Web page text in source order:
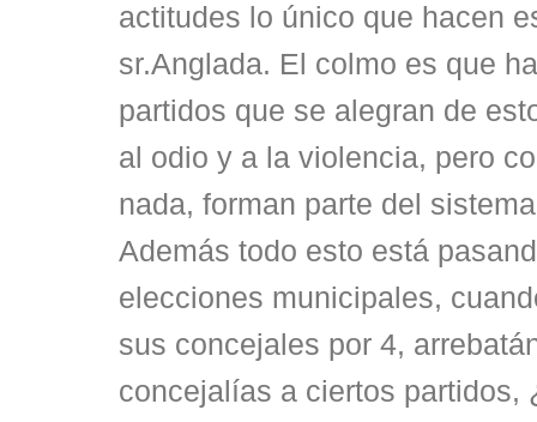
actitudes lo único que hacen
sr.Anglada. El colmo es que
partidos que se alegran de
al odio y a la violencia, pero
nada, forman parte del
Además todo esto está
elecciones municipales,
sus concejales por 4,
concejalías a ciertos partidos,